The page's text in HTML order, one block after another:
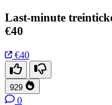
Last-minute
€40
€40
929
0